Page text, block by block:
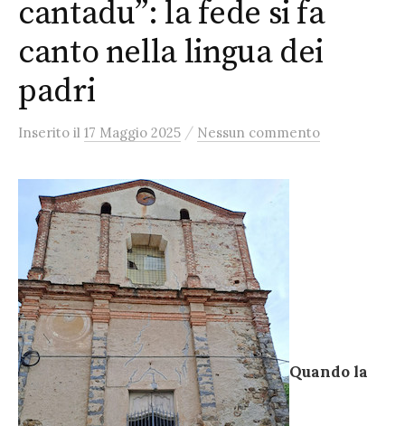
cantadu”: la fede si fa
canto nella lingua dei
padri
Inserito il 17 Maggio 2025 / Nessun commento
Quando la